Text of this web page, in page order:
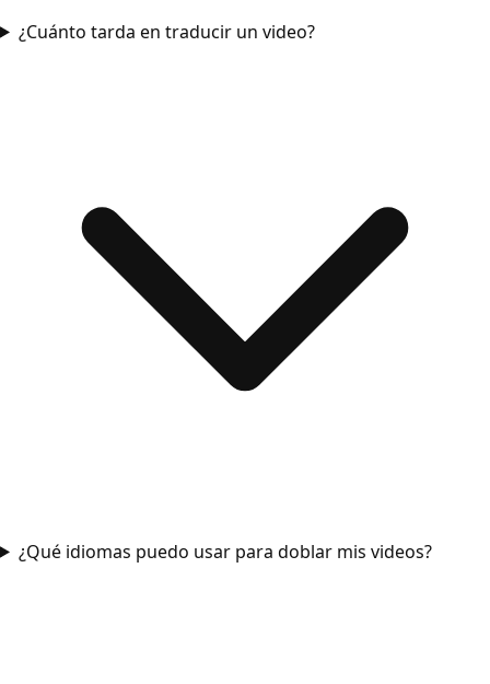
¿Cuánto tarda en traducir un video?
¿Qué idiomas puedo usar para doblar mis videos?